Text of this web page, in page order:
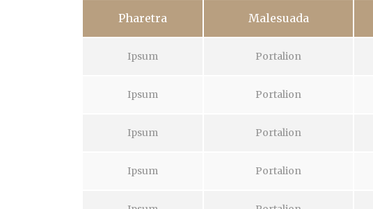
Pharetra Malesuada
Ipsum Portalion
Ipsum Portalion
Ipsum Portalion
Ipsum Portalion